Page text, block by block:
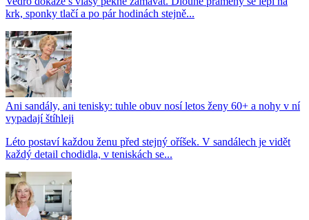
krk, sponky tlačí a po pár hodinách stejně...
Ani sandály, ani tenisky: tuhle obuv nosí letos ženy 60+ a nohy v ní
vypadají štíhleji
Léto postaví každou ženu před stejný oříšek. V sandálech je vidět
každý detail chodidla, v teniskách se...